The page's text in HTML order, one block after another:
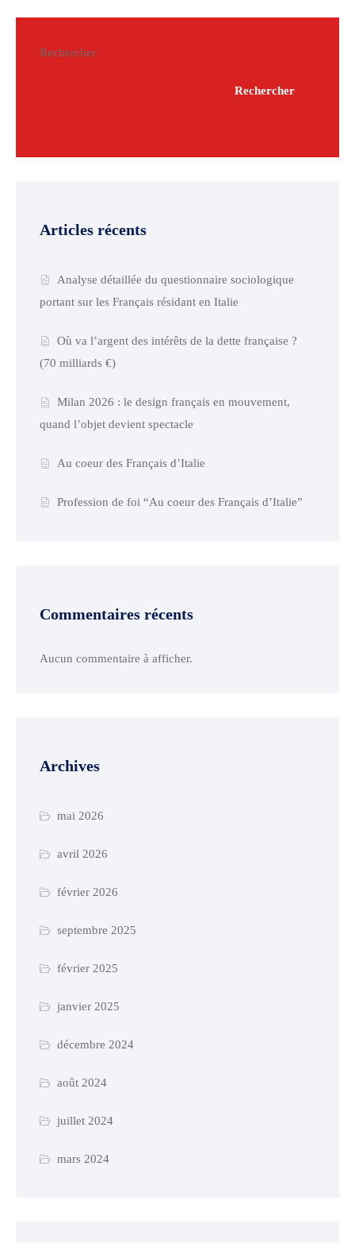
Rechercher
Rechercher
Articles récents
Analyse détaillée du questionnaire sociologique
portant sur les Français résidant en Italie
Où va l’argent des intérêts de la dette française ?
(70 milliards €)
Milan 2026 : le design français en mouvement,
quand l’objet devient spectacle
Au coeur des Français d’Italie
Profession de foi “Au coeur des Français d’Italie”
Commentaires récents
Aucun commentaire à afficher.
Archives
mai 2026
avril 2026
février 2026
septembre 2025
février 2025
janvier 2025
décembre 2024
août 2024
juillet 2024
mars 2024